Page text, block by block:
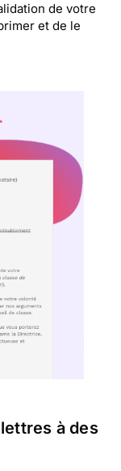
de votre
et de le
à des